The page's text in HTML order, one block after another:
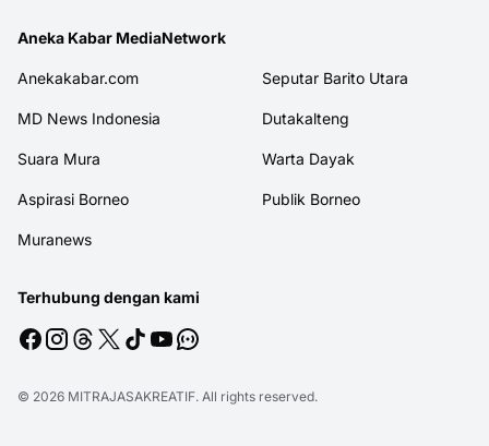
Aneka Kabar MediaNetwork
Anekakabar.com Seputar Barito Utara
MD News Indonesia Dutakalteng
Suara Mura Warta Dayak
Aspirasi Borneo Publik Borneo
Muranews
Terhubung dengan kami
© 2026 MITRAJASAKREATIF. All rights reserved.